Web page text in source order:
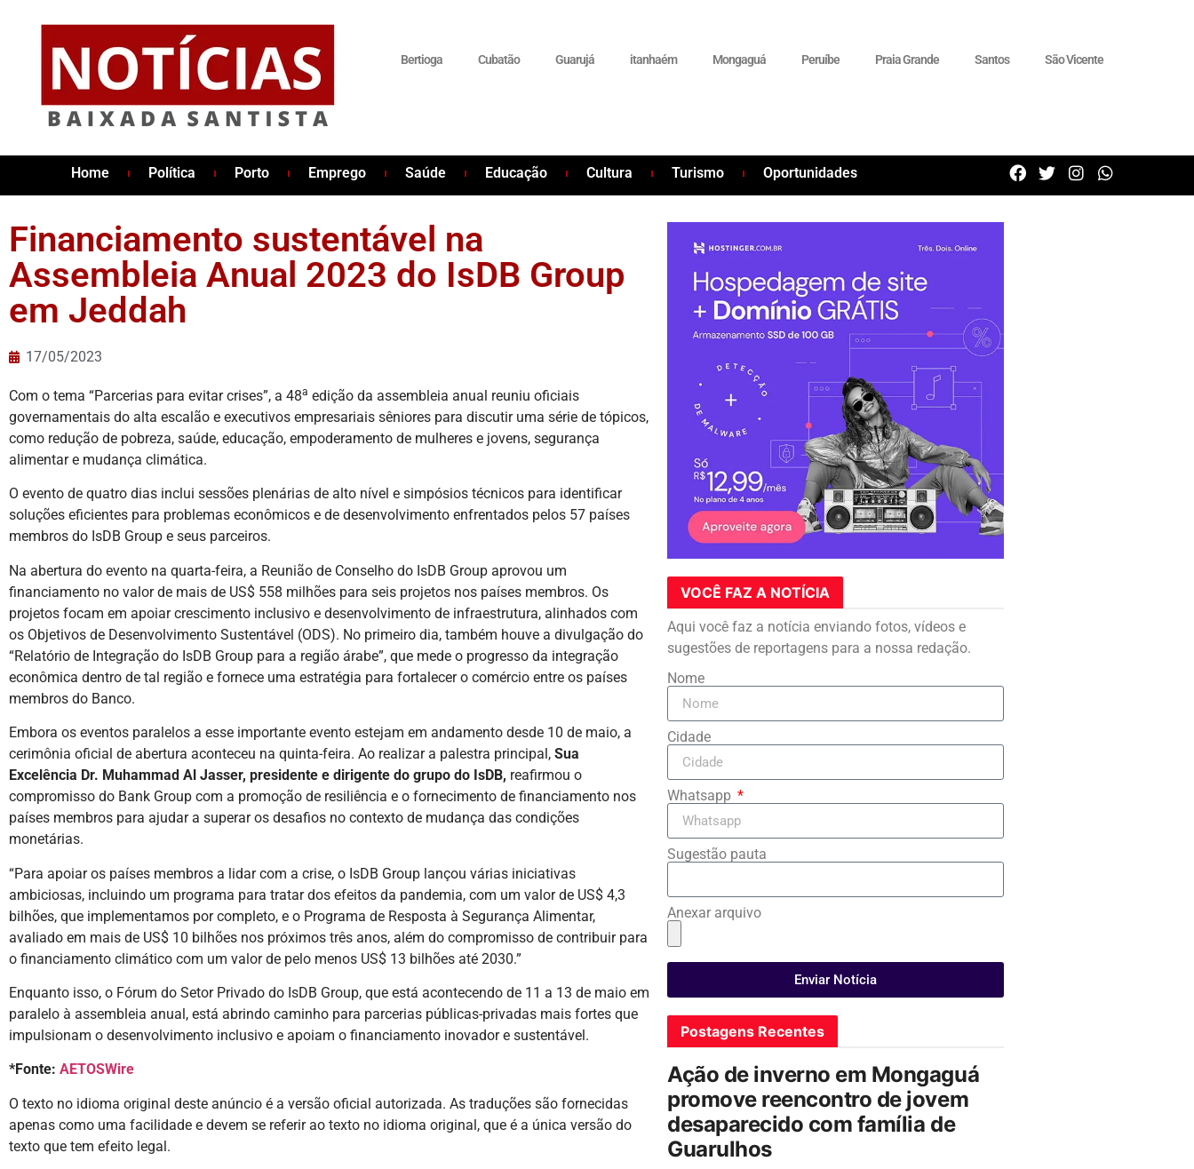
Bertioga Cubatão Guarujá itanhaém Mongaguá Peruíbe Praia Grande Santos São Vicente
Home Política Porto Emprego Saúde Educação Cultura Turismo Oportunidades
Financiamento sustentável na
Assembleia Anual 2023 do IsDB Group
em Jeddah
17/05/2023
Com o tema “Parcerias para evitar crises”, a 48a edição da assembleia anual reuniu oficiais
governamentais do alta escalão e executivos empresariais sêniores para discutir uma série de tópicos,
como redução de pobreza, saúde, educação, empoderamento de mulheres e jovens, segurança
alimentar e mudança climática.
O evento de quatro dias inclui sessões plenárias de alto nível e simpósios técnicos para identificar
soluções eficientes para problemas econômicos e de desenvolvimento enfrentados pelos 57 países
membros do IsDB Group e seus parceiros.
Na abertura do evento na quarta-feira, a Reunião de Conselho do IsDB Group aprovou um
financiamento no valor de mais de US$ 558 milhões para seis projetos nos países membros. Os
projetos focam em apoiar crescimento inclusivo e desenvolvimento de infraestrutura, alinhados com
os Objetivos de Desenvolvimento Sustentável (ODS). No primeiro dia, também houve a divulgação do
“Relatório de Integração do IsDB Group para a região árabe”, que mede o progresso da integração
econômica dentro de tal região e fornece uma estratégia para fortalecer o comércio entre os países
membros do Banco.
Embora os eventos paralelos a esse importante evento estejam em andamento desde 10 de maio, a
cerimônia oficial de abertura aconteceu na quinta-feira. Ao realizar a palestra principal, Sua
Excelência Dr. Muhammad Al Jasser, presidente e dirigente do grupo do IsDB, reafirmou o
compromisso do Bank Group com a promoção de resiliência e o fornecimento de financiamento nos
países membros para ajudar a superar os desafios no contexto de mudança das condições
monetárias.
“Para apoiar os países membros a lidar com a crise, o IsDB Group lançou várias iniciativas
ambiciosas, incluindo um programa para tratar dos efeitos da pandemia, com um valor de US$ 4,3
bilhões, que implementamos por completo, e o Programa de Resposta à Segurança Alimentar,
avaliado em mais de US$ 10 bilhões nos próximos três anos, além do compromisso de contribuir para
o financiamento climático com um valor de pelo menos US$ 13 bilhões até 2030.”
Enquanto isso, o Fórum do Setor Privado do IsDB Group, que está acontecendo de 11 a 13 de maio em
paralelo à assembleia anual, está abrindo caminho para parcerias públicas-privadas mais fortes que
impulsionam o desenvolvimento inclusivo e apoiam o financiamento inovador e sustentável.
*Fonte: AETOSWire
O texto no idioma original deste anúncio é a versão oficial autorizada. As traduções são fornecidas
apenas como uma facilidade e devem se referir ao texto no idioma original, que é a única versão do
texto que tem efeito legal.
VOCÊ FAZ A NOTÍCIA
Aqui você faz a notícia enviando fotos, vídeos e
sugestões de reportagens para a nossa redação.
Nome
Cidade
Whatsapp
Sugestão pauta
Anexar arquivo
Enviar Notícia
Postagens Recentes
Ação de inverno em Mongaguá
promove reencontro de jovem
desaparecido com família de
Guarulhos